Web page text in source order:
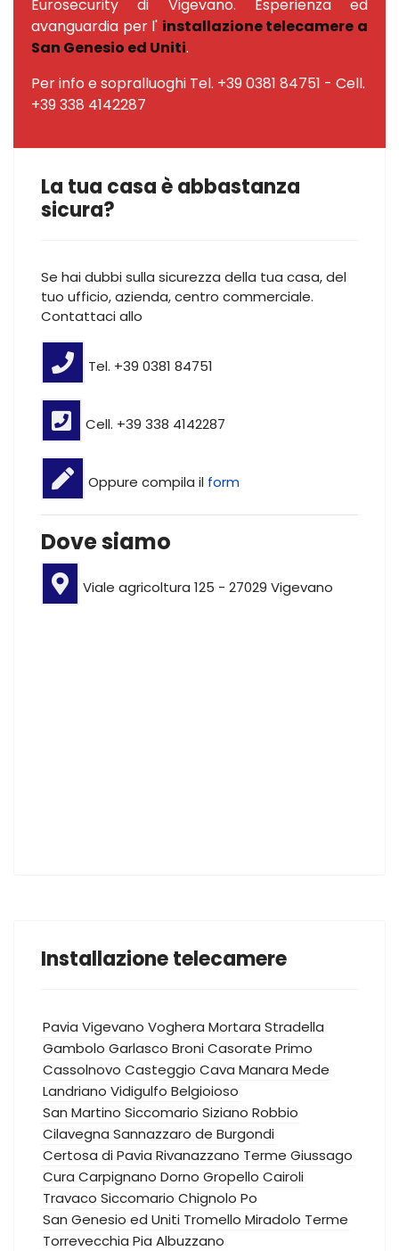
Eurosecurity di Vigevano. Esperienza ed
avanguardia per l' installazione telecamere a
San Genesio ed Uniti.
Per info e sopralluoghi Tel. +39 0381 84751 - Cell.
+39 338 4142287
La tua casa è abbastanza
sicura?
Se hai dubbi sulla sicurezza della tua casa, del
tuo ufficio, azienda, centro commerciale.
Contattaci allo
Tel. +39 0381 84751
Cell. +39 338 4142287
Oppure compila il form
Dove siamo
Viale agricoltura 125 - 27029 Vigevano
Installazione telecamere
Pavia Vigevano Voghera Mortara Stradella
Gambolo Garlasco BroniCasorate Primo
Cassolnovo Casteggio Cava Manara Mede
Landriano Vidigulfo Belgioioso
San Martino Siccomario Siziano Robbio
Cilavegna Sannazzaro de Burgondi
Certosa di Pavia Rivanazzano Terme Giussago
Cura Carpignano Dorno Gropello Cairoli
Travaco Siccomario Chignolo Po
San Genesio ed Uniti Tromello Miradolo Terme
Torrevecchia Pia Albuzzano